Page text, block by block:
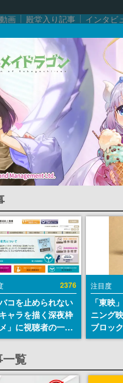
動画 殿堂入り記事 インタビ
2376
バコを止められない
ャラを描く深夜枠
」に視聴者の一部
判意見。違法薬物
と思しき描写も含
BPOが議論を交わ
注目度
「東映
ニング
ブロッ
トリカ
覧